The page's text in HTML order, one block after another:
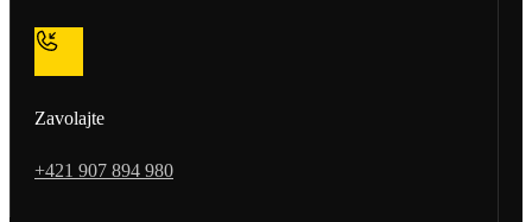
Zavolajte
+421 907 894 980